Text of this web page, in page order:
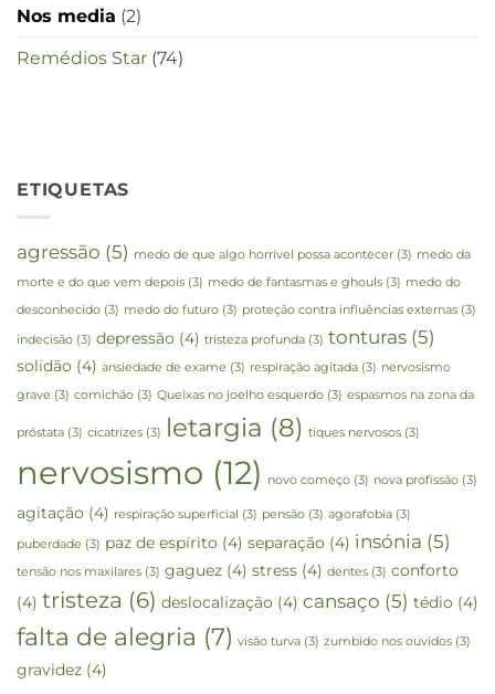
Nos media (2)
Remédios Star (74)
ETIQUETAS
agressão (5) medo de que algo horrível possa acontecer (3) medo da
morte e do que vem depois (3) medo de fantasmas e ghouls (3) medo do
desconhecido (3) medo do futuro (3) proteção contra influências externas (3)
indecisão (3) depressão (4) tristeza profunda (3) tonturas (5)
solidão (4) ansiedade de exame (3) respiração agitada (3) nervosismo
grave (3) comichão (3) Queixas no joelho esquerdo (3) espasmos na zona da
próstata (3) cicatrizes (3) letargia (8) tiques nervosos (3)
nervosismo (12) novo começo (3) nova profissão (3)
agitação (4) respiração superficial (3) pensão (3) agorafobia (3)
puberdade (3) paz de espírito (4) separação (4) insónia (5)
tensão nos maxilares (3) gaguez (4) stress (4) dentes (3) conforto
(4) tristeza (6) deslocalização (4) cansaço (5) tédio (4)
falta de alegria (7) visão turva (3) zumbido nos ouvidos (3)
gravidez (4)